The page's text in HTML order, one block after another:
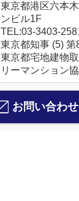
東京都港区六本
ンビル1F
TEL:03-3403-
東京都知事 (5) 第
東京都宅地建物
リーマンション
お問い合わ